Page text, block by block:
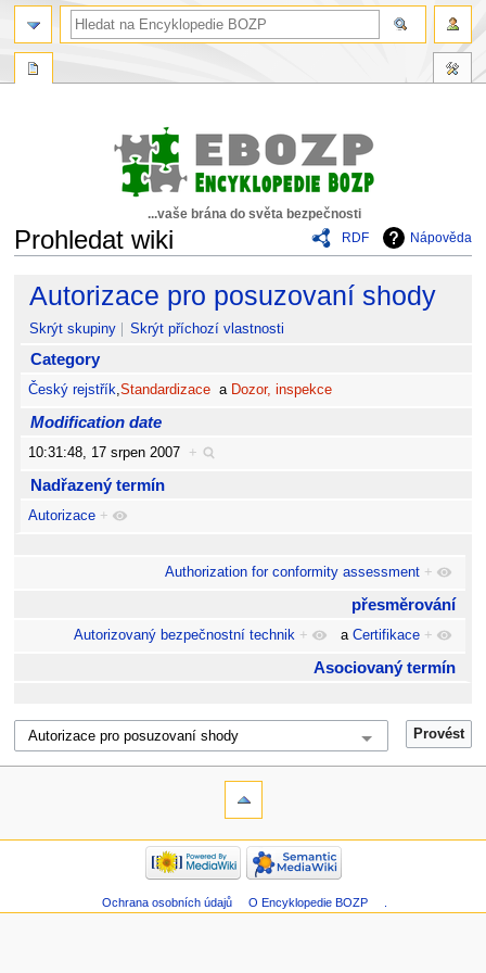
...vaše brána do světa bezpečnosti
RDF
Nápověda
Prohledat wiki
Skočit
navigaci
Skočit
vyhledávání
Autorizace pro posuzovaní shody
Skrýt skupiny Skrýt příchozí vlastnosti
Category
Český rejstřík,Standardizace a Dozor, inspekce
Modification date
10:31:48, 17 srpen 2007 +
Nadřazený termín
Autorizace +
Authorization for conformity assessment +
přesměrování
Autorizovaný bezpečnostní technik + aCertifikace +
Asociovaný termín
Ochrana osobních údajů O Encyklopedie BOZP